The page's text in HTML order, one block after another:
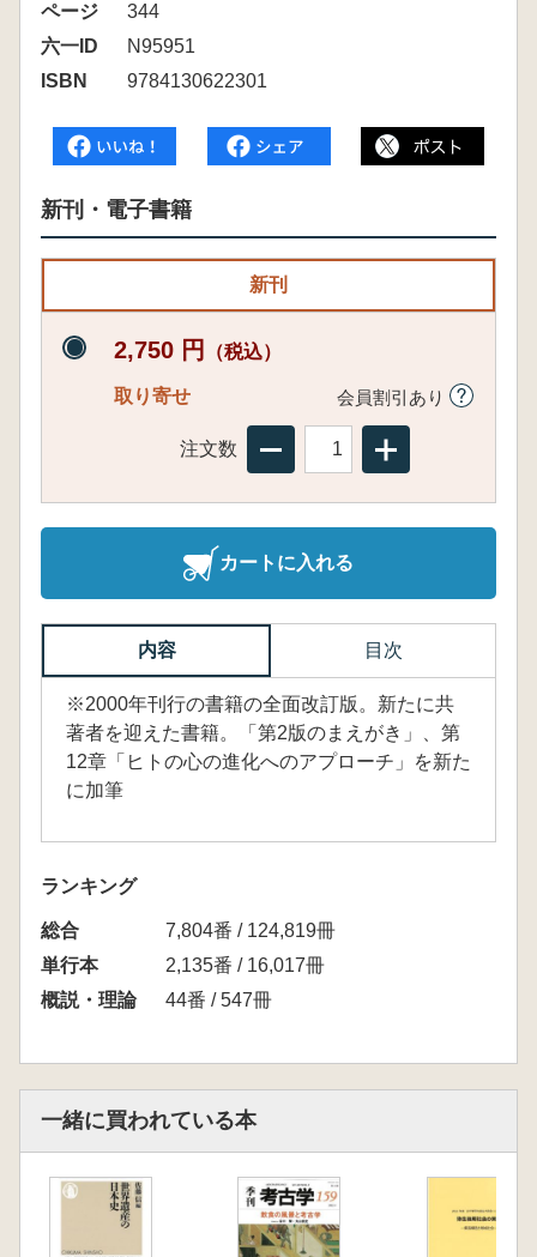
ページ
344
六一ID
N95951
ISBN
9784130622301
新刊・電子書籍
新刊
2,750 円 （税込）
取り寄せ 会員割引あり
注文数
カートに入れる
内容 目次
※2000年刊行の書籍の全面改訂版。新たに共
著者を迎えた書籍。「第2版のまえがき」、第
12章「ヒトの心の進化へのアプローチ」を新た
に加筆
ランキング
総合
7,804番 / 124,819冊
単行本
2,135番 / 16,017冊
概説・理論
44番 / 547冊
一緒に買われている本